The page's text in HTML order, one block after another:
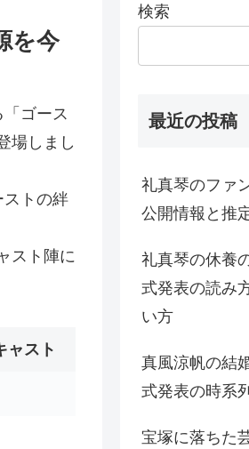
を今
ゴース
場しまし
ストの絆
スト陣に
ャスト
検索
最近の投稿
礼真琴のファ
公開情報と推
礼真琴の休養
式発表の読み
い方
真風涼帆の結
式発表の時系
宝塚に落ちた